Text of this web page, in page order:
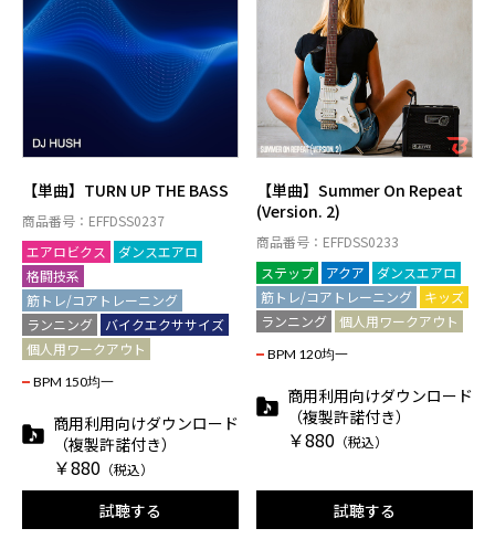
【単曲】TURN UP THE BASS
商品番号：EFFDSS0237
エアロビクス
ダンスエアロ
格闘技系
筋トレ/コアトレーニング
ランニング
バイクエクササイズ
個人用ワークアウト
BPM 150均一
商用利用向けダウンロード
（複製許諾付き）
￥880 （税込）
試聴する
【単曲】Summer On Repeat
(Version. 2)
商品番号：EFFDSS0233
ステップ
アクア
ダンスエアロ
筋トレ/コアトレーニング
キッズ
ランニング
個人用ワークアウト
BPM 120均一
商用利用向けダウンロード
（複製許諾付き）
￥880 （税込）
試聴する